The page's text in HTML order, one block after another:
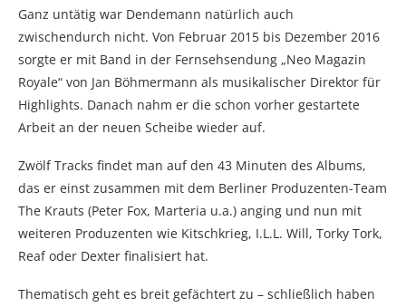
Ganz untätig war Dendemann natürlich auch
zwischendurch nicht. Von Februar 2015 bis Dezember 2016
sorgte er mit Band in der Fernsehsendung „Neo Magazin
Royale“ von Jan Böhmermann als musikalischer Direktor für
Highlights. Danach nahm er die schon vorher gestartete
Arbeit an der neuen Scheibe wieder auf.
Zwölf Tracks findet man auf den 43 Minuten des Albums,
das er einst zusammen mit dem Berliner Produzenten-Team
The Krauts (Peter Fox, Marteria u.a.) anging und nun mit
weiteren Produzenten wie Kitschkrieg, I.L.L. Will, Torky Tork,
Reaf oder Dexter finalisiert hat.
Thematisch geht es breit gefächtert zu – schließlich haben